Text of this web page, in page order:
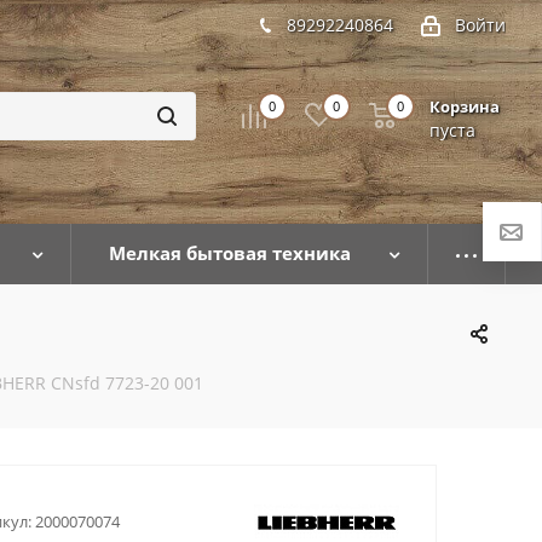
Войти
89292240864
0 0 Корзина
пуста
0
Мелкая бытовая техника
CNsfd 7723-20 001
2000070074